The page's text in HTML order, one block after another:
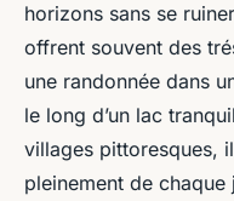
Olivier•20 juin 2024 •3
horizons sans se
offrent souvent des
une randonnée dans
le long d’un lac
villages pittoresques,
pleinement de